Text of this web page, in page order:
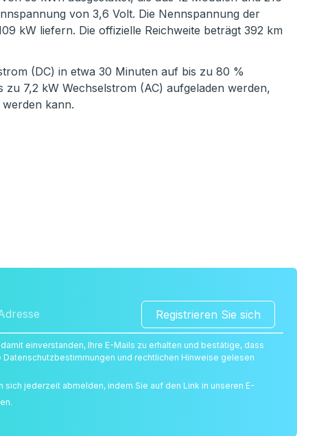
von 3,6 Volt. Die Nennspannung der
kW liefern. Die offizielle Reichweite beträgt 392 km
(DC) in etwa 30 Minuten auf bis zu 80 %
7,2 kW Wechselstrom (AC) aufgeladen werden,
kann.
Registrieren Sie sich
einverstanden, Ihre E-Mails zu erhalten und bestätige, dass
Datenschutzbestimmungen und rechtlichen Hinweise gelesen
sich jederzeit abmelden, indem Sie auf den Link in unseren E-